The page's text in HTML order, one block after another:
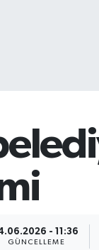
- 11:36
GÜNCELLEME